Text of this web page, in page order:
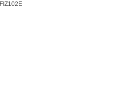
FIZ102E